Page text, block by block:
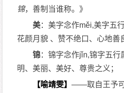
锦，善制当谁称。》
美：美字念作měi,美字五
花颜月貌 、赞不绝口、心地善
锦：锦字念作jǐn,锦字五行
明、美丽、美好、尊贵之义；
【喻靖雯】——取自王予